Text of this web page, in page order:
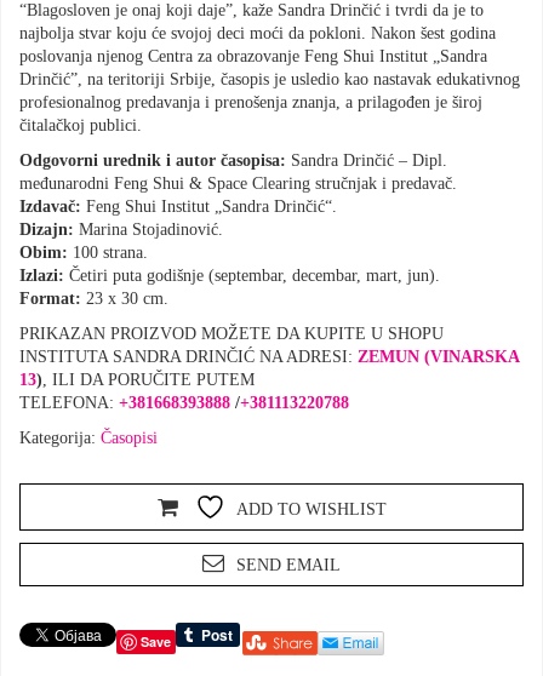
“Blagosloven je onaj koji daje”, kaže Sandra Drinčić i tvrdi da je to
najbolja stvar koju će svojoj deci moći da pokloni. Nakon šest godina
poslovanja njenog Centra za obrazovanje Feng Shui Institut „Sandra
Drinčić”, na teritoriji Srbije, časopis je usledio kao nastavak edukativnog
profesionalnog predavanja i prenošenja znanja, a prilagođen je široj
čitalačkoj publici.
Odgovorni urednik i autor časopisa: Sandra Drinčić – Dipl.
međunarodni Feng Shui & Space Clearing stručnjak i predavač.
Izdavač: Feng Shui Institut „Sandra Drinčić“.
Dizajn: Marina Stojadinović.
Obim: 100 strana.
Izlazi: Četiri puta godišnje (septembar, decembar, mart, jun).
Format: 23 x 30 cm.
PRIKAZAN PROIZVOD MOŽETE DA KUPITE U SHOPU
INSTITUTA SANDRA DRINČIĆ NA ADRESI: ZEMUN (VINARSKA
13), ILI DA PORUČITE PUTEM
TELEFONA: +381668393888 /+381113220788
Kategorija: Časopisi
ADD TO WISHLIST
SEND EMAIL
Save